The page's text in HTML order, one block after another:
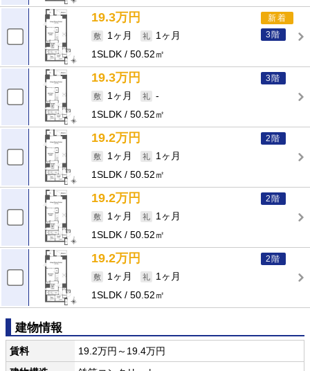
新着
3階
19.3万円
1ヶ月
1ヶ月
1SLDK
50.52㎡
3階
19.3万円
1ヶ月
-
1SLDK
50.52㎡
2階
19.2万円
1ヶ月
1ヶ月
1SLDK
50.52㎡
2階
19.2万円
1ヶ月
1ヶ月
1SLDK
50.52㎡
2階
19.2万円
1ヶ月
1ヶ月
1SLDK
50.52㎡
建物情報
賃料
19.2万円～19.4万円